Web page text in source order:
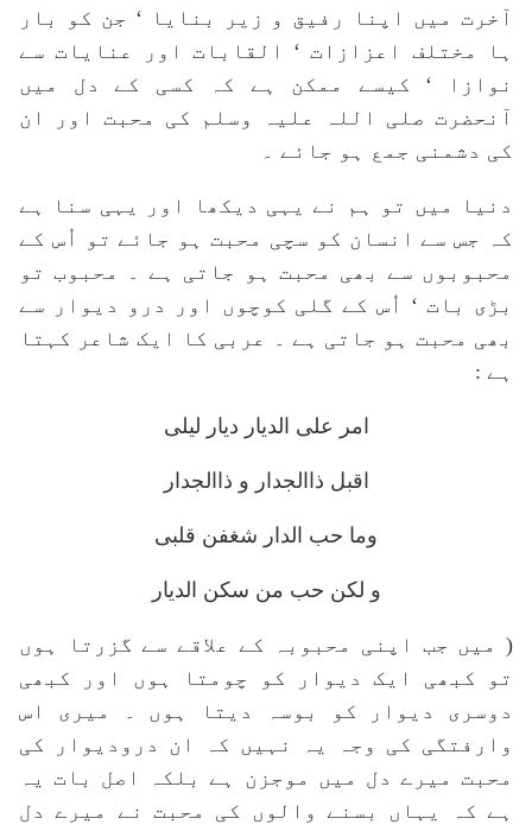
آخرت میں اپنا رفیق و زیر بنایا ‘ جن کو بار
ہا مختلف اعزازات ‘ القابات اور عنایات سے
نوازا ‘ کیسے ممکن ہے کہ کسی کے دل میں
آنحضرت صلی اللہ علیہ وسلم کی محبت اور ان
کی دشمنی جمع ہو جائے ۔
دنیا میں تو ہم نے یہی دیکھا اور یہی سنا ہے
کہ جس سے انسان کو سچی محبت ہو جائے تو اُس کے
محبوبوں سے بھی محبت ہو جاتی ہے ۔ محبوب تو
بڑی بات ‘ اُس کے گلی کوچوں اور درو دیوار سے
بھی محبت ہو جاتی ہے ۔ عربی کا ایک شاعر کہتا
ہے :
امر علی الدیار دیار لیلی
اقبل ذاالجدار و ذاالجدار
وما حب الدار شغفن قلبی
و لکن حب من سکن الدیار
( میں جب اپنی محبوبہ کے علاقے سے گزرتا ہوں
تو کبھی ایک دیوار کو چومتا ہوں اور کبھی
دوسری دیوار کو بوسہ دیتا ہوں ۔ میری اس
وارفتگی کی وجہ یہ نہیں کہ ان درودیوار کی
محبت میرے دل میں موجزن ہے بلکہ اصل بات یہ
ہے کہ یہاں بسنے والوں کی محبت نے میرے دل